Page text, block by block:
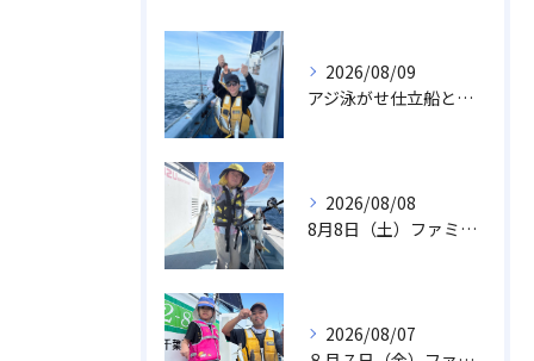
2026/08/09
アジ泳がせ仕立船とスルメイカ船
2026/08/08
8月8日（土）ファミリーアジ
2026/08/07